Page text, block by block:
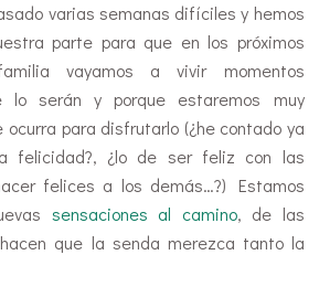
varias semanas difíciles y hemos
parte para que en los próximos
vayamos a vivir momentos
lo serán y porque estaremos muy
para disfrutarlo (¿he contado ya
felicidad?, ¿lo de ser feliz con las
felices a los demás…?) Estamos
sensaciones al camino, de las
que la senda merezca tanto la